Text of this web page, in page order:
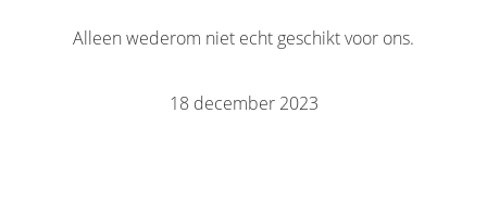
Alleen wederom niet echt geschikt voor ons.
18 december 2023